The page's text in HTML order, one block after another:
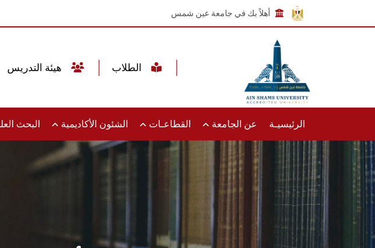
أهلاً بك في جامعة عين شمس
الرئيسيـة عن الجامعة القطاعـات الشئون الأكاديمية البحث